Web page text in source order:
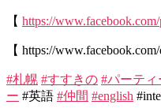
【 https://
【 https://www.facebook.com/
#札幌 #すすきの #パーティ
ー #英語 #仲間 #english